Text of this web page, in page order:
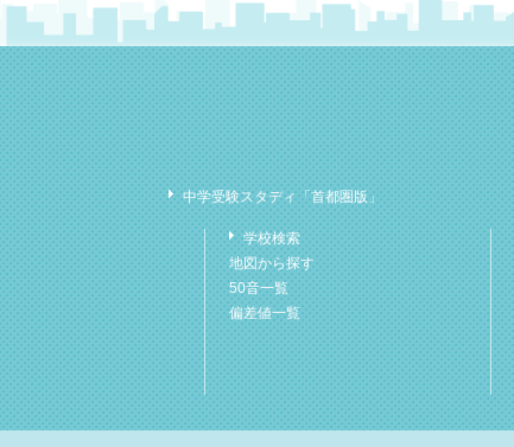
中学受験スタディ「首都圏版」
学校検索
地図から探す
50音一覧
偏差値一覧